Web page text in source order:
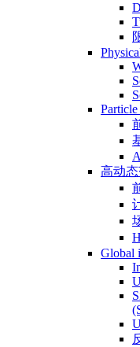
高动
Global